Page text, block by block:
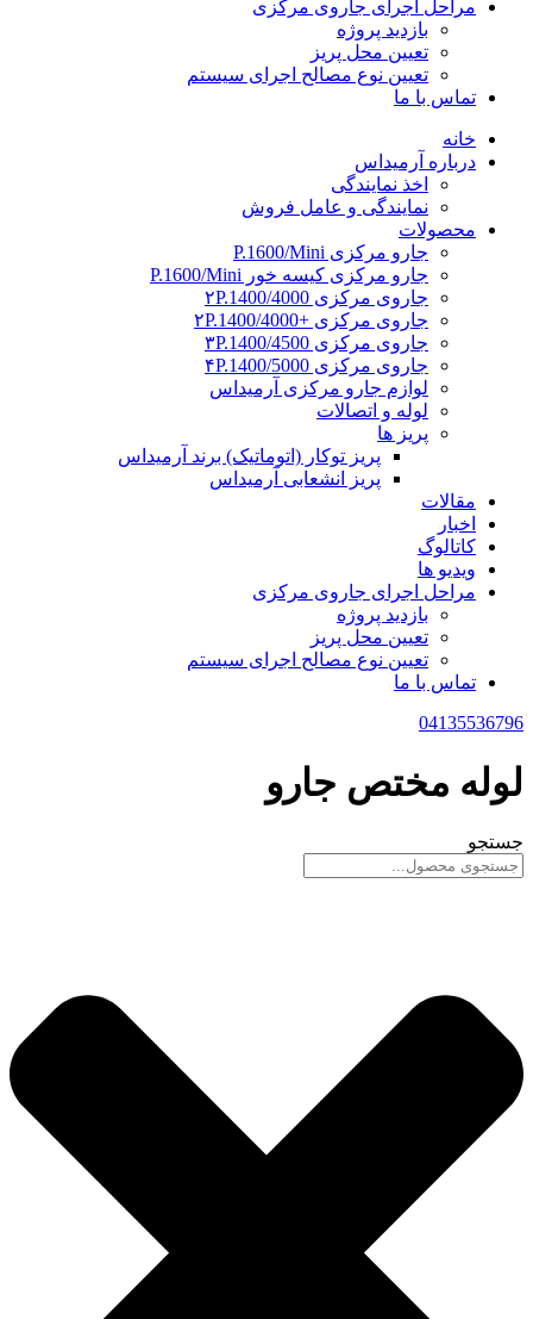
مراحل اجرای جاروی مرکزی
بازدید پروژه
تعیین محل پریز
تعیین نوع مصالح اجرای سیستم
تماس با ما
خانه
درباره آرمیداس
اخذ نمایندگی
نمایندگی و عامل فروش
محصولات
جارو مرکزی P.1600/Mini
جارو مرکزی کیسه خور P.1600/Mini
جاروی مرکزی ۲P.1400/4000
جاروی مرکزی +۲P.1400/4000
جاروی مرکزی ۳P.1400/4500
جاروی مرکزی ۴P.1400/5000
لوازم جارو مرکزی آرمیداس
لوله و اتصالات
پریز ها
پریز توکار (اتوماتیک) برند آرمیداس
پریز انشعابی آرمیداس
مقالات
اخبار
کاتالوگ
ویدیو ها
مراحل اجرای جاروی مرکزی
بازدید پروژه
تعیین محل پریز
تعیین نوع مصالح اجرای سیستم
تماس با ما
04135536796
لوله مختص جارو
جستجو